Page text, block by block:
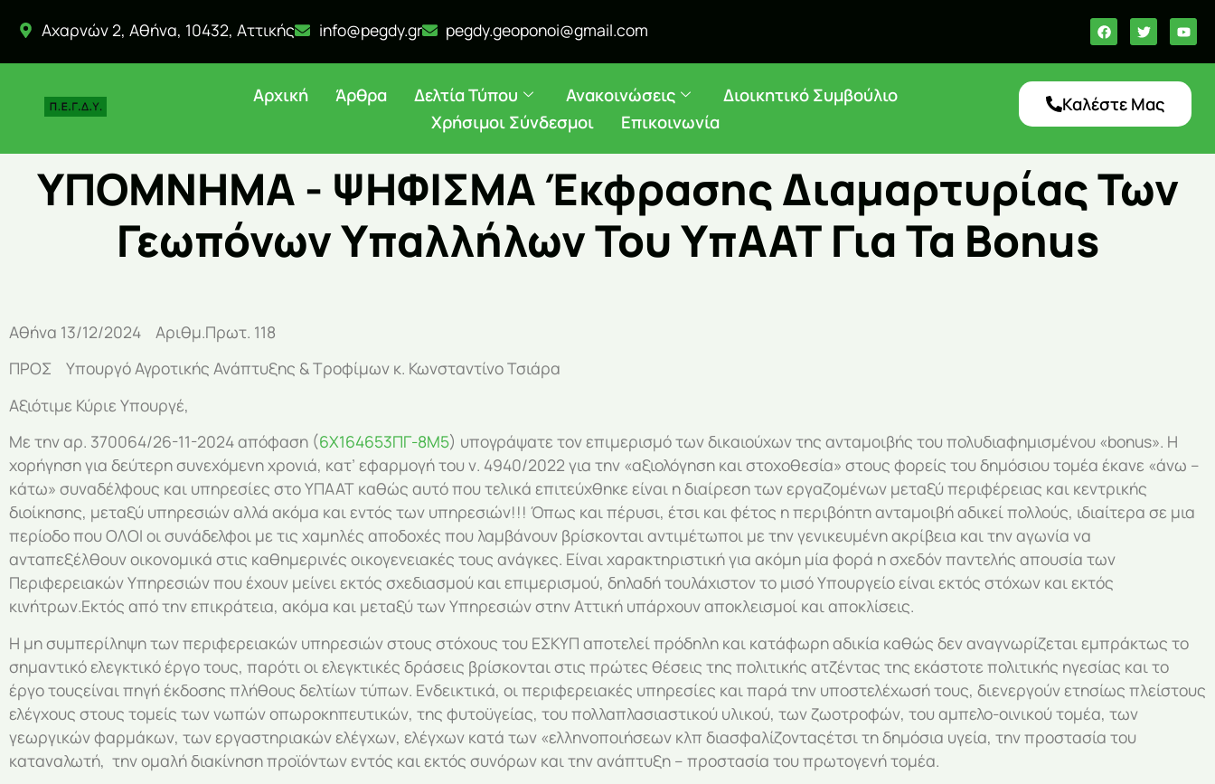
Αχαρνών 2, Αθήνα, 10432, Αττικής info@pegdy.gr pegdy.geoponoi@gmail.com
Αρχική Άρθρα Δελτία Τύπου Ανακοινώσεις
Διοικητικό Συμβούλιο
Χρήσιμοι Σύνδεσμοι
Επικοινωνία
Καλέστε Μας
ΥΠΟΜΝΗΜΑ - ΨΗΦΙΣΜΑ Έκφρασης Διαμαρτυρίας Των
Γεωπόνων Υπαλλήλων Του ΥπΑΑΤ Για Τα Bonus
Αθήνα 13/12/2024 Αριθμ.Πρωτ. 118
ΠΡΟΣ Υπουργό Αγροτικής Ανάπτυξης & Τροφίμων κ. Κωνσταντίνο Τσιάρα
Αξιότιμε Κύριε Υπουργέ,
Με την αρ. 370064/26-11-2024 απόφαση (6Χ164653ΠΓ-8Μ5) υπογράψατε τον επιμερισμό των δικαιούχων της ανταμοιβής του πολυδιαφημισμένου «bonus». Η
χορήγηση για δεύτερη συνεχόμενη χρονιά, κατ’ εφαρμογή του ν. 4940/2022 για την «αξιολόγηση και στοχοθεσία» στους φορείς του δημόσιου τομέα έκανε «άνω –
κάτω» συναδέλφους και υπηρεσίες στο ΥΠΑΑΤ καθώς αυτό που τελικά επιτεύχθηκε είναι η διαίρεση των εργαζομένων μεταξύ περιφέρειας και κεντρικής
διοίκησης, μεταξύ υπηρεσιών αλλά ακόμα και εντός των υπηρεσιών!!! Όπως και πέρυσι, έτσι και φέτος η περιβόητη ανταμοιβή αδικεί πολλούς, ιδιαίτερα σε μια
περίοδο που ΟΛΟΙ οι συνάδελφοι με τις χαμηλές αποδοχές που λαμβάνουν βρίσκονται αντιμέτωποι με την γενικευμένη ακρίβεια και την αγωνία να
ανταπεξέλθουν οικονομικά στις καθημερινές οικογενειακές τους ανάγκες. Είναι χαρακτηριστική για ακόμη μία φορά η σχεδόν παντελής απουσία των
Περιφερειακών Υπηρεσιών που έχουν μείνει εκτός σχεδιασμού και επιμερισμού, δηλαδή τουλάχιστον το μισό Υπουργείο είναι εκτός στόχων και εκτός
κινήτρων.Εκτός από την επικράτεια, ακόμα και μεταξύ των Υπηρεσιών στην Αττική υπάρχουν αποκλεισμοί και αποκλίσεις.
Η μη συμπερίληψη των περιφερειακών υπηρεσιών στους στόχους του ΕΣΚΥΠ αποτελεί πρόδηλη και κατάφωρη αδικία καθώς δεν αναγνωρίζεται εμπράκτως το
σημαντικό ελεγκτικό έργο τους, παρότι οι ελεγκτικές δράσεις βρίσκονται στις πρώτες θέσεις της πολιτικής ατζέντας της εκάστοτε πολιτικής ηγεσίας και το
έργο τουςείναι πηγή έκδοσης πλήθους δελτίων τύπων. Ενδεικτικά, οι περιφερειακές υπηρεσίες και παρά την υποστελέχωσή τους, διενεργούν ετησίως πλείστους
ελέγχους στους τομείς των νωπών οπωροκηπευτικών, της φυτοϋγείας, του πολλαπλασιαστικού υλικού, των ζωοτροφών, του αμπελο-οινικού τομέα, των
γεωργικών φαρμάκων, των εργαστηριακών ελέγχων, ελέγχων κατά των «ελληνοποιήσεων κλπ διασφαλίζονταςέτσι τη δημόσια υγεία, την προστασία του
καταναλωτή, την ομαλή διακίνηση προϊόντων εντός και εκτός συνόρων και την ανάπτυξη – προστασία του πρωτογενή τομέα.